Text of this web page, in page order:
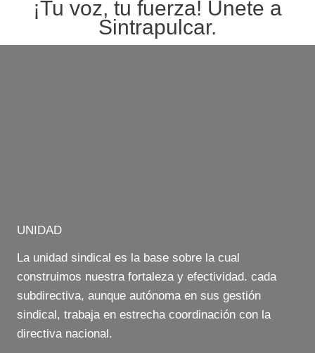
¡Tu voz, tu fuerza! Únete a
Sintrapulcar.
UNIDAD
La unidad sindical es la base sobre la cual
construimos nuestra fortaleza y efectividad. cada
subdirectiva, aunque autónoma en sus gestión
sindical, trabaja en estrecha coordinación con la
directiva nacional.